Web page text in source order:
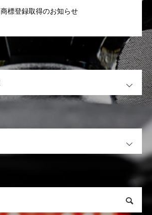
商標登録取得のお知らせ